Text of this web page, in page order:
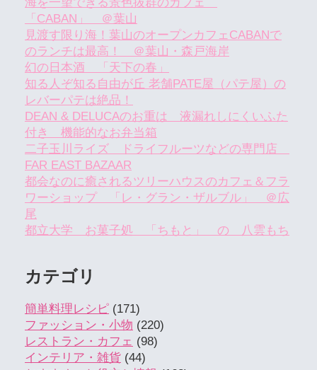
「CABAN」 ＠葉山
見渡す限り海！葉山のオープンカフェCABANで
のランチは最高！ ＠葉山・森戸海岸
幻の日本酒 「天下の春」
知る人ぞ知る自由が丘 老舗PATE屋（パテ屋）の
レバーパテは絶品！
DEAN & DELUCAのお重は 液漏れしにくいふた
付き 機能的なお弁当箱
二子玉川ライズ ドライフルーツなどの専門店
FAR EAST BAZAAR
都会なのに癒されるツリーハウスのカフェ＆フラ
ワーショップ 「レ・グラン・ザルブル」 ＠広
尾
都立大学 お菓子処 「ちもと」 の 八雲もち
カテゴリ
簡単料理レシピ (171)
ファッション・小物 (220)
レストラン・カフェ (98)
インテリア・雑貨 (44)